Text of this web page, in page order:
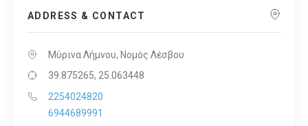
ADDRESS & CONTACT
Μύρινα Λήμνου, Νομός Λέσβου
39.875265, 25.063448
2254024820
6944689991